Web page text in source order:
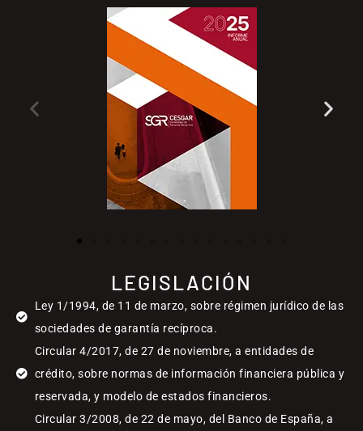
LEGISLACIÓN
Ley 1/1994, de 11 de marzo, sobre régimen jurídico de las
sociedades de garantía recíproca.
Circular 4/2017, de 27 de noviembre, a entidades de
crédito, sobre normas de información financiera pública y
reservada, y modelo de estados financieros.
Circular 3/2008, de 22 de mayo, del Banco de España, a